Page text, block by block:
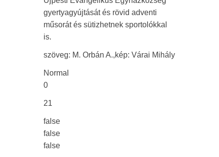
gyertyagyújtását és rövid adventi
műsorát és sütizhetnek sportolókkal
is.
szöveg: M. Orbán A.,kép: Várai Mihály
Normal
0
21
false
false
false